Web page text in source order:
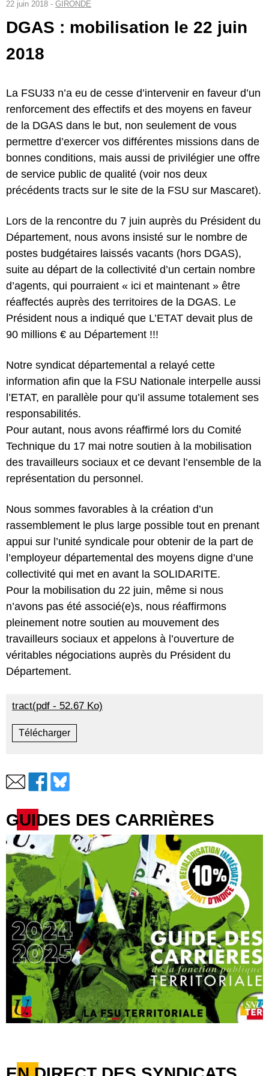
22 juin 2018 - GIRONDE
DGAS : mobilisation le 22 juin
2018
La FSU33 n’a eu de cesse d’intervenir en faveur d’un
renforcement des effectifs et des moyens en faveur
de la DGAS dans le but, non seulement de vous
permettre d’exercer vos différentes missions dans de
bonnes conditions, mais aussi de privilégier une offre
de service public de qualité (voir nos deux
précédents tracts sur le site de la FSU sur Mascaret).
Lors de la rencontre du 7 juin auprès du Président du
Département, nous avons insisté sur le nombre de
postes budgétaires laissés vacants (hors DGAS),
suite au départ de la collectivité d’un certain nombre
d’agents, qui pourraient « ici et maintenant » être
réaffectés auprès des territoires de la DGAS. Le
Président nous a indiqué que L’ETAT devait plus de
90 millions € au Département !!!
Notre syndicat départemental a relayé cette
information afin que la FSU Nationale interpelle aussi
l’ETAT, en parallèle pour qu’il assume totalement ses
responsabilités.
Pour autant, nous avons réaffirmé lors du Comité
Technique du 17 mai notre soutien à la mobilisation
des travailleurs sociaux et ce devant l’ensemble de la
représentation du personnel.
Nous sommes favorables à la création d’un
rassemblement le plus large possible tout en prenant
appui sur l’unité syndicale pour obtenir de la part de
l’employeur départemental des moyens digne d’une
collectivité qui met en avant la SOLIDARITE.
Pour la mobilisation du 22 juin, même si nous
n’avons pas été associé(e)s, nous réaffirmons
pleinement notre soutien au mouvement des
travailleurs sociaux et appelons à l’ouverture de
véritables négociations auprès du Président du
Département.
tract(pdf - 52.67 Ko)
Télécharger
GUIDES DES CARRIÈRES